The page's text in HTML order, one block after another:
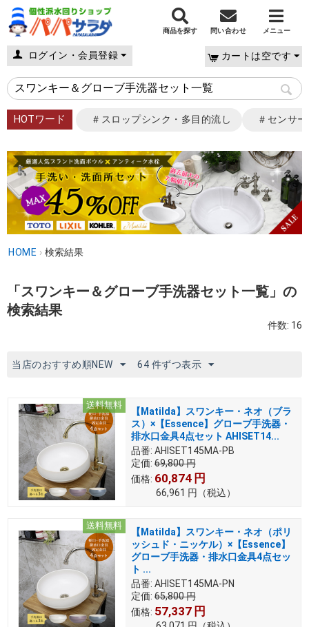
商品を探す 問い合わせ メニュー
ログイン・会員登録 カートは空です
HOTワード ＃スロップシンク・多目的流し ＃センサ
HOME › 検索結果
「スワンキー＆グローブ手洗器セット一覧」の
検索結果
件数: 16
当店のおすすめ順NEW 64 件ずつ表示
送料無料
【Matilda】スワンキー・ネオ（ブラ
ス）×【Essence】グローブ手洗器・
排水口金具4点セット AHISET14...
品番: AHISET145MA-PB
定価: 69,800円
価格: 60,874 円
66,961 円 （税込）
送料無料
【Matilda】スワンキー・ネオ（ポリ
ッシュド・ニッケル）×【Essence】
グローブ手洗器・排水口金具4点セッ
ト ...
品番: AHISET145MA-PN
定価: 65,800円
価格: 57,337 円